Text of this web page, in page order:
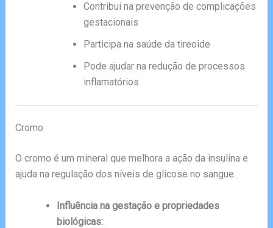
Contribui na prevenção de complicações
gestacionais
Participa na saúde da tireoide
Pode ajudar na redução de processos
inflamatórios
Cromo
O cromo é um mineral que melhora a ação da insulina e
ajuda na regulação dos níveis de glicose no sangue.
Influência na gestação e propriedades
biológicas: